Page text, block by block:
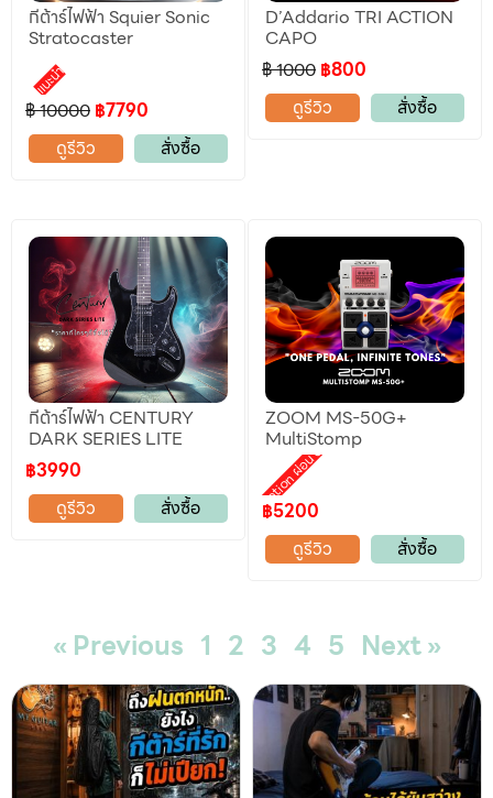
กีต้าร์ไฟฟ้า Squier Sonic
Stratocaster
แนะนำ
฿ 10000 ฿7790
ดูรีวิว
สั่งซื้อ
D’Addario TRI ACTION
CAPO
฿ 1000 ฿800
ดูรีวิว
สั่งซื้อ
กีต้าร์ไฟฟ้า CENTURY
DARK SERIES LITE
฿3990
ดูรีวิว
สั่งซื้อ
ZOOM MS-50G+
MultiStomp
Promotion ผ่อน 0%
฿5200
ดูรีวิว
สั่งซื้อ
« Previous 1 2 3 4 5 Next »